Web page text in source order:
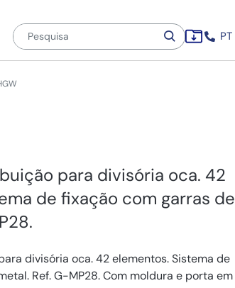
PT
para divisória oca. 42
de fixação com garras de
divisória oca. 42 elementos. Sistema de
Ref. G-MP28. Com moldura e porta em